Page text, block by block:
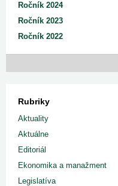
Ročník 2024
Ročník 2023
Ročník 2022
Rubriky
Aktuality
Aktuálne
Editoriál
Ekonomika a manažment
Legislatíva